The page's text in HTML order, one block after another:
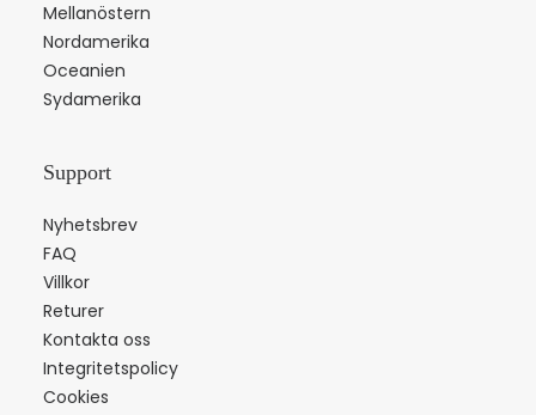
Mellanöstern
Nordamerika
Oceanien
Sydamerika
Support
Nyhetsbrev
FAQ
Villkor
Returer
Kontakta oss
Integritetspolicy
Cookies